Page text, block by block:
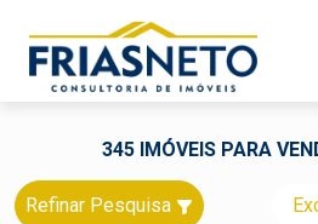
345 IMÓVEIS PARA
Refinar Pesquisa